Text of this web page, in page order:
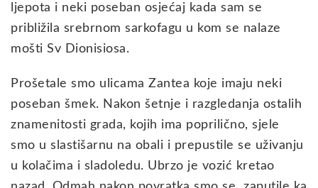
ljepota i neki poseban osjećaj kada sam se
približila srebrnom sarkofagu u kom se nalaze
mošti Sv Dionisiosa.
Prošetale smo ulicama Zantea koje imaju neki
poseban šmek. Nakon šetnje i razgledanja ostalih
znamenitosti grada, kojih ima poprilično, sjele
smo u slastišarnu na obali i prepustile se uživanju
u kolačima i sladoledu. Ubrzo je vozić kretao